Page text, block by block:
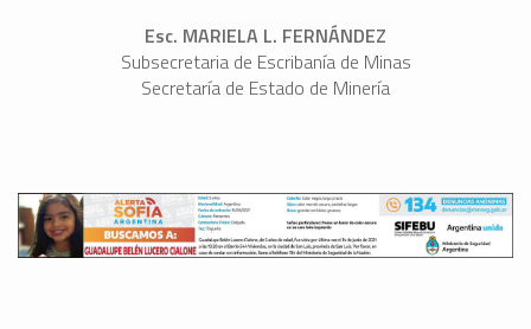
Esc. MARIELA L. FERNÁNDEZ
Subsecretaria de Escribanía de Minas
Secretaría de Estado de Minería